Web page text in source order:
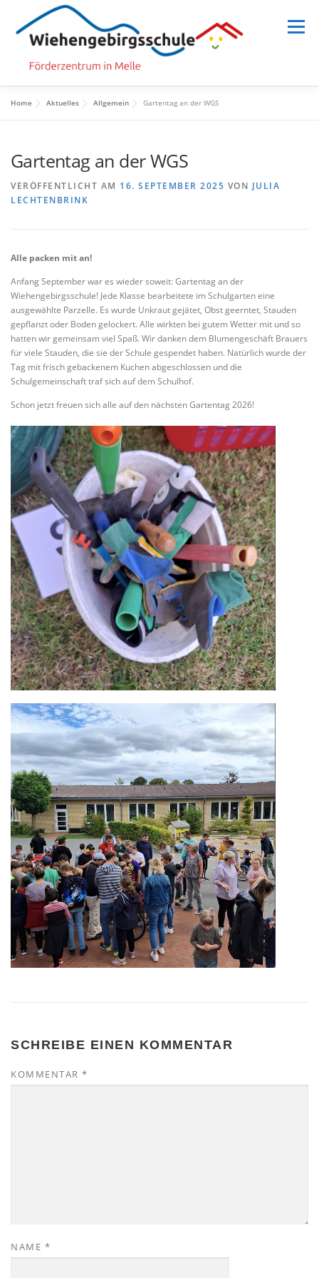
springen
Menü
MENSCHEN INFORMATION
Home Aktuelles Allgemein Gartentag an der WGS
Gartentag an der WGS
VERÖFFENTLICHT AM 16. SEPTEMBER 2025 VON JULIA
LECHTENBRINK
Alle packen mit an!
Anfang September war es wieder soweit: Gartentag an der
Wiehengebirgsschule! Jede Klasse bearbeitete im Schulgarten eine
ausgewählte Parzelle. Es wurde Unkraut gejätet, Obst geerntet, Stauden
gepflanzt oder Boden gelockert. Alle wirkten bei gutem Wetter mit und so
hatten wir gemeinsam viel Spaß. Wir danken dem Blumengeschäft Brauers
für viele Stauden, die sie der Schule gespendet haben. Natürlich wurde der
Tag mit frisch gebackenem Kuchen abgeschlossen und die
Schulgemeinschaft traf sich auf dem Schulhof.
Schon jetzt freuen sich alle auf den nächsten Gartentag 2026!
SCHREIBE EINEN KOMMENTAR
KOMMENTAR *
NAME *